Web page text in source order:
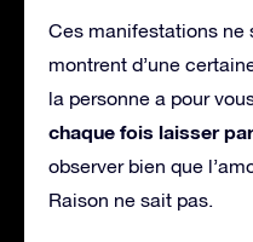
Ces manifestations ne
montrent d’une
la personne a pour
chaque fois laisser
observer bien que
Raison ne sait pas.